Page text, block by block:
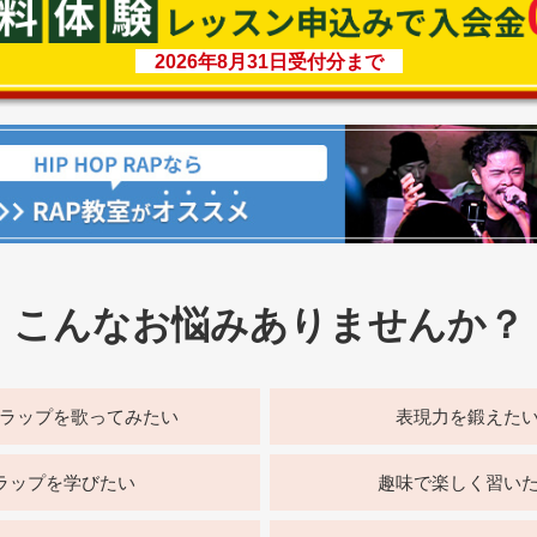
2026年8月31日受付分まで
こんなお悩みありませんか？
ップを歌ってみたい 表現力を鍛えた
ップを学びたい 趣味で楽しく習い